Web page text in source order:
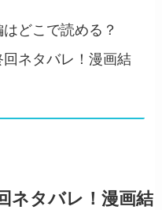
どこで読める？
ネタバレ！漫画結
ネタバレ！漫画結